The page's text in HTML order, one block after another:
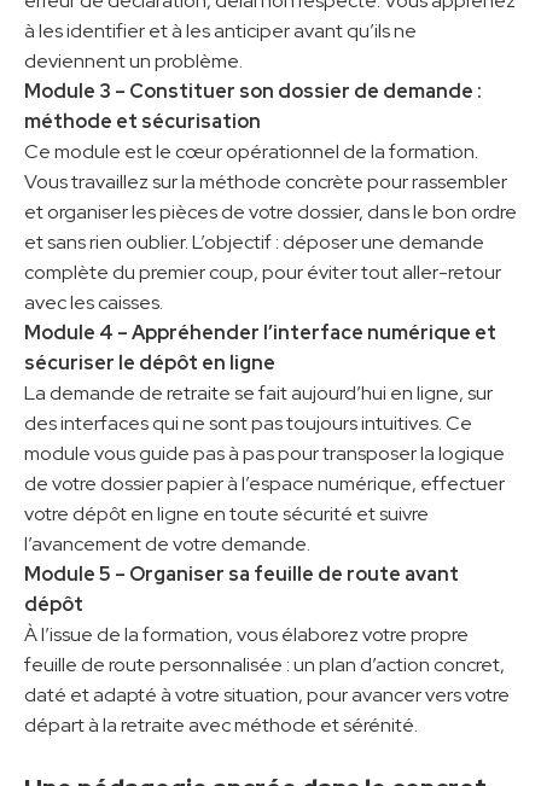
à les identifier et à les anticiper avant qu’ils ne
deviennent un problème.
Module 3 – Constituer son dossier de demande :
méthode et sécurisation
Ce module est le cœur opérationnel de la formation.
Vous travaillez sur la méthode concrète pour rassembler
et organiser les pièces de votre dossier, dans le bon ordre
et sans rien oublier. L’objectif : déposer une demande
complète du premier coup, pour éviter tout aller-retour
avec les caisses.
Module 4 – Appréhender l’interface numérique et
sécuriser le dépôt en ligne
La demande de retraite se fait aujourd’hui en ligne, sur
des interfaces qui ne sont pas toujours intuitives. Ce
module vous guide pas à pas pour transposer la logique
de votre dossier papier à l’espace numérique, effectuer
votre dépôt en ligne en toute sécurité et suivre
l’avancement de votre demande.
Module 5 – Organiser sa feuille de route avant
dépôt
À l’issue de la formation, vous élaborez votre propre
feuille de route personnalisée : un plan d’action concret,
daté et adapté à votre situation, pour avancer vers votre
départ à la retraite avec méthode et sérénité.